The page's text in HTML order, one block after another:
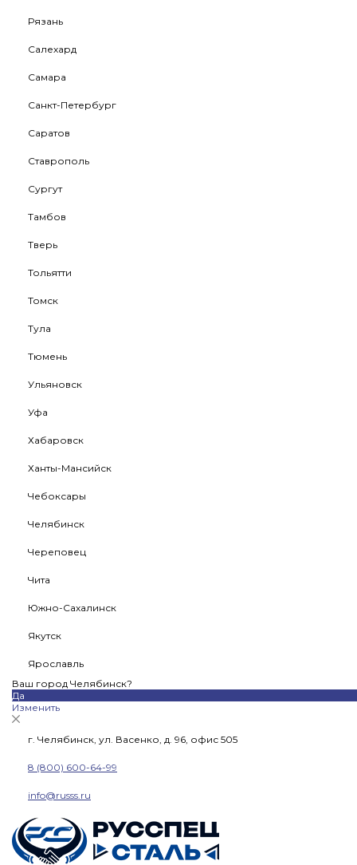
Рязань
Салехард
Самара
Санкт-Петербург
Саратов
Ставрополь
Сургут
Тамбов
Тверь
Тольятти
Томск
Тула
Тюмень
Ульяновск
Уфа
Хабаровск
Ханты-Мансийск
Чебоксары
Челябинск
Череповец
Чита
Южно-Сахалинск
Якутск
Ярославль
Ваш город Челябинск?
Да
Изменить
г. Челябинск, ул. Васенко, д. 96, офис 505
8 (800) 600-64-99
info@russs.ru